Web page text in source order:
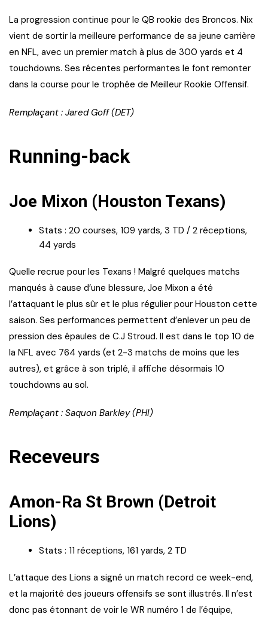
La progression continue pour le QB rookie des Broncos. Nix
vient de sortir la meilleure performance de sa jeune carrière
en NFL, avec un premier match à plus de 300 yards et 4
touchdowns. Ses récentes performantes le font remonter
dans la course pour le trophée de Meilleur Rookie Offensif.
Remplaçant : Jared Goff (DET)
Running-back
Joe Mixon (Houston Texans)
Stats : 20 courses, 109 yards, 3 TD / 2 réceptions,
44 yards
Quelle recrue pour les Texans ! Malgré quelques matchs
manqués à cause d’une blessure, Joe Mixon a été
l’attaquant le plus sûr et le plus régulier pour Houston cette
saison. Ses performances permettent d’enlever un peu de
pression des épaules de C.J Stroud. Il est dans le top 10 de
la NFL avec 764 yards (et 2-3 matchs de moins que les
autres), et grâce à son triplé, il affiche désormais 10
touchdowns au sol.
Remplaçant : Saquon Barkley (PHI)
Receveurs
Amon-Ra St Brown (Detroit
Lions)
Stats : 11 réceptions, 161 yards, 2 TD
L’attaque des Lions a signé un match record ce week-end,
et la majorité des joueurs offensifs se sont illustrés. Il n’est
donc pas étonnant de voir le WR numéro 1 de l’équipe,